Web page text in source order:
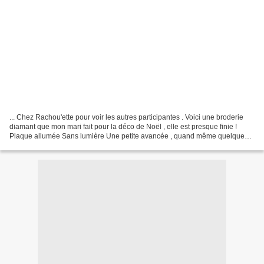
... Chez Rachou'ette pour voir les autres participantes . Voici une broderie
diamant que mon mari fait pour la déco de Noël , elle est presque finie !
Plaque allumée Sans lumière Une petite avancée , quand même quelques